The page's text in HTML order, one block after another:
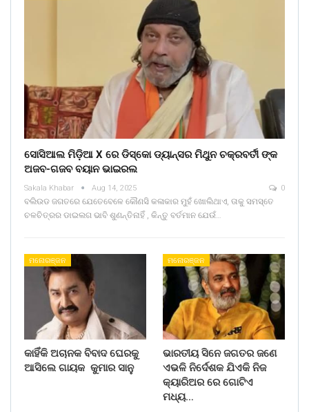
ସୋସିଆଲ ମିଡ଼ିଆ X ରେ ଡିସ୍କୋ ଡ୍ୟାନ୍ସର ମିଥୁନ ଚକ୍ରବର୍ତୀ ଙ୍କ
ଅଜବ-ଗଜବ ବୟାନ ଭାଇରଲ
Sakala Khabar Aug 14, 2025 0
ବଲିଉଡ ଜଗତରେ ଯେତେବେଳେ କୌଣସି କଳାକାର ମୁହଁ ଖୋଲିଥାଏ, ତାକୁ ସମସ୍ତେ
ଚଳଚିତ୍ରର ଡାଇଲଗ ଭାବି ଶୁଣନ୍ତିନାହିଁ , କିନ୍ତୁ ବର୍ତମାନ ଯେଉଁ…
ମନୋରଞ୍ଜନ
କାହିଁକି ଅଚାନକ ବିବାଦ ଘେରକୁ
ଆସିଲେ ଗାୟକ କୁମାର ସାନୁ
ମନୋରଞ୍ଜନ
ଭାରତୀୟ ସିନେ ଜଗତର ଜଣେ
ଏଭଳି ନିର୍ଦେଶକ ଯିଏକି ନିଜ
କ୍ୟାରିଅର ରେ ଗୋଟିଏ
ମଧ୍ୟ…